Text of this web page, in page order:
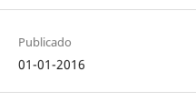
Publicado
01-01-2016